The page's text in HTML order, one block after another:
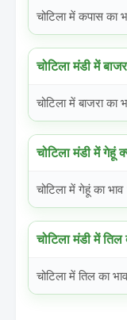
चोटिला में कपास
चोटिला मंडी में
चोटिला में बाजरा
चोटिला मंडी में गेहूं
चोटिला में गेहूं का
चोटिला मंडी में तिल
चोटिला में तिल का